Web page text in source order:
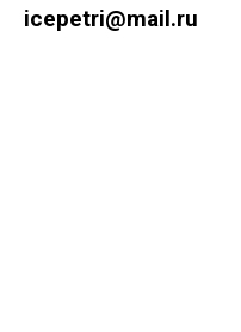
icepetri@mail.ru